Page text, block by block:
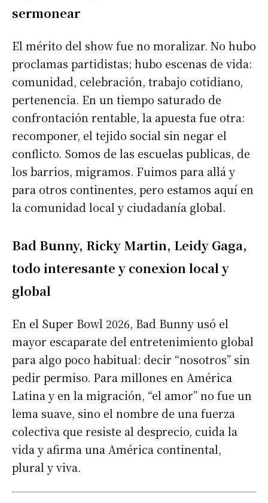
sermonear
El mérito del show fue no moralizar. No hubo
proclamas partidistas; hubo escenas de vida:
comunidad, celebración, trabajo cotidiano,
pertenencia. En un tiempo saturado de
confrontación rentable, la apuesta fue otra:
recomponer, el tejido social sin negar el
conflicto. Somos de las escuelas publicas, de
los barrios, migramos. Fuimos para allá y
para otros continentes, pero estamos aquí en
la comunidad local y ciudadanía global.
Bad Bunny, Ricky Martin, Leidy Gaga,
todo interesante y conexion local y
global
En el Super Bowl 2026, Bad Bunny usó el
mayor escaparate del entretenimiento global
para algo poco habitual: decir “nosotros” sin
pedir permiso. Para millones en América
Latina y en la migración, “el amor” no fue un
lema suave, sino el nombre de una fuerza
colectiva que resiste al desprecio, cuida la
vida y afirma una América continental,
plural y viva.